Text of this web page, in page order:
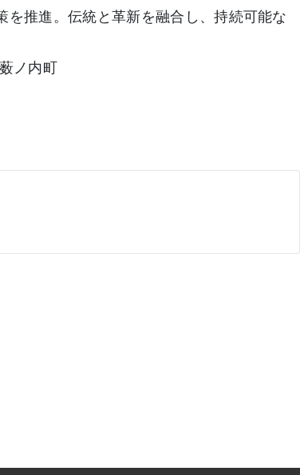
推進。伝統と革新を融合し、持続可能な
ノ内町